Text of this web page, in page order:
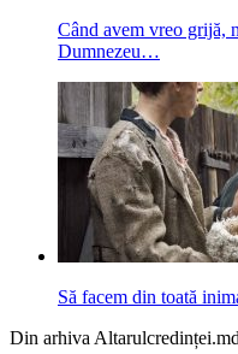
Când avem vreo grijă,
Dumnezeu…
Să facem din toată
Din arhiva Altarulcredinței.md